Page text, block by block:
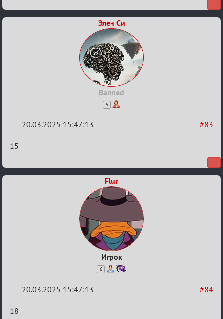
Элен Си
Banned
5
#83
20.03.2025 15:47:13
Re:
№50
15
Flur
Игрок
6
#84
20.03.2025 15:47:13
Re:
18